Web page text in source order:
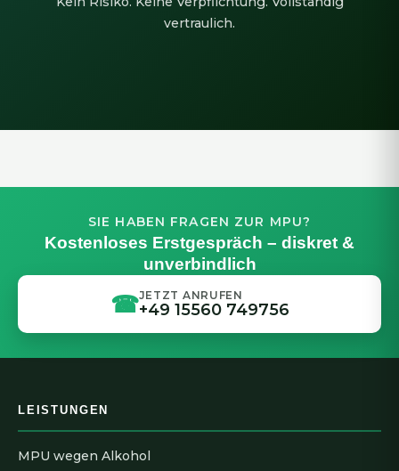
vertraulich.
SIE HABEN FRAGEN ZUR MPU?
Kostenloses Erstgespräch – diskret &
unverbindlich
☎JETZT ANRUFEN
+49 15560 749756
LEISTUNGEN
MPU wegen Alkohol